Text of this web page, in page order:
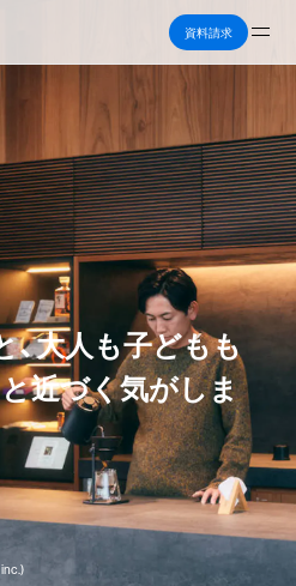
資料請求
、大人も子どもも
近づく気がしま